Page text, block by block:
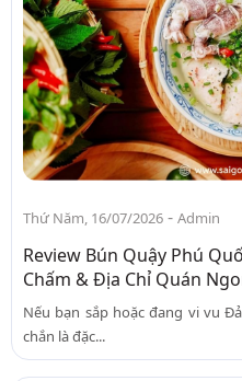
Thứ Năm, 16/07/2026 - Admin
Review Bún Quậy Phú
Chấm & Địa Chỉ Quán
Nếu bạn sắp hoặc đang vi vu
chắn là đặc...